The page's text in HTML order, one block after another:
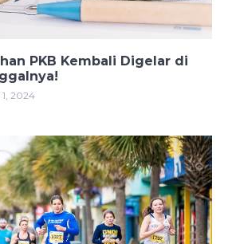
PKB Kembali Digelar di
2024